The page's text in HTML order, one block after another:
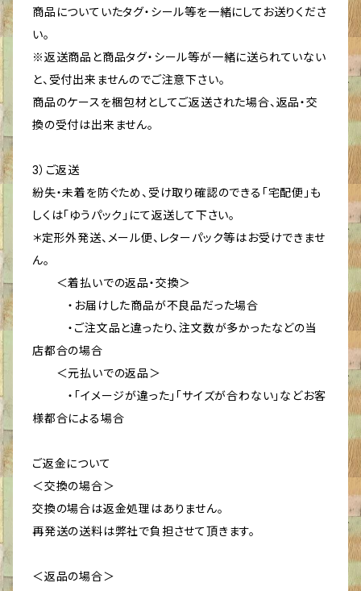
商品についていたタグ・シール等を一緒にしてお送りくださ
い。
※返送商品と商品タグ・シール等が一緒に送られていない
と、受付出来ませんのでご注意下さい。
商品のケースを梱包材としてご返送された場合、返品・交
換の受付は出来ません。
3）ご返送
紛失・未着を防ぐため、受け取り確認のできる｢宅配便｣も
しくは「ゆうパック」にて返送して下さい。
＊定形外発送、メール便、レターパック等はお受けできませ
ん。
＜着払いでの返品・交換＞
・お届けした商品が不良品だった場合
・ご注文品と違ったり、注文数が多かったなどの当
店都合の場合
＜元払いでの返品＞
・「イメージが違った」「サイズが合わない」などお客
様都合による場合
ご返金について
＜交換の場合＞
交換の場合は返金処理はありません。
再発送の送料は弊社で負担させて頂きます。
＜返品の場合＞